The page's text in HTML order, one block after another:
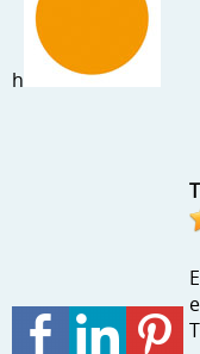
Speciaal papier
Stans machine
Template, mask,
Wat nog, een
h